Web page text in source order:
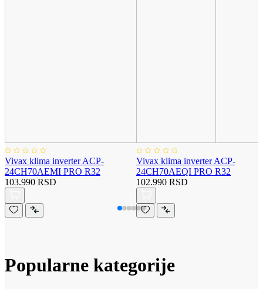
Vivax klima inverter ACP-
24CH70AEMI PRO R32
103.990 RSD
Vivax klima inverter ACP-
24CH70AEQI PRO R32
102.990 RSD
Popularne kategorije